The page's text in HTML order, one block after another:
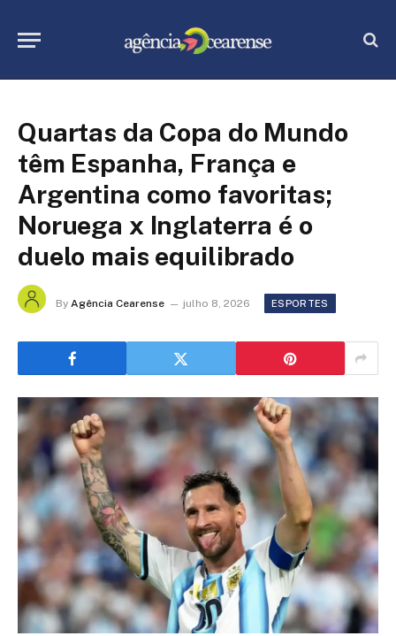
Quartas da Copa do Mundo
têm Espanha, França e
Argentina como favoritas;
Noruega x Inglaterra é o
duelo mais equilibrado
By Agência Cearense julho 8, 2026 ESPORTES